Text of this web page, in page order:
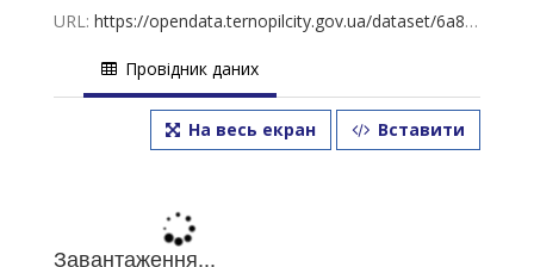
URL: https://opendata.ternopilcity.gov.ua/dataset/6a8e58d4-2e61-43a1-951f-06ecf9d6d6df/resource/aabbee70-8958-4e1f-87df-8f36091790bc/download/59.-01-2026-.xls
Провідник даних
На весь екран Вставити